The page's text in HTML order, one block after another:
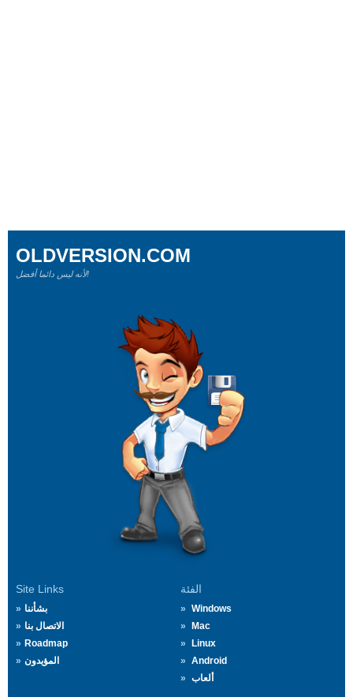
Site Links
بشأننا
الاتصال بنا
Roadmap
المؤيدون
الفئة
Windows
Mac
Linux
Android
ألعاب
OLDVERSION.COM
لأنه ليس دائما أفضل!